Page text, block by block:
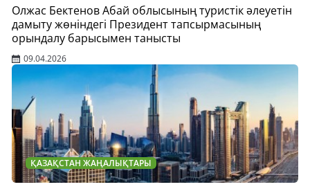
Олжас Бектенов Абай облысының туристік әлеуетін
дамыту жөніндегі Президент тапсырмасының
орындалу барысымен танысты
09.04.2026
ҚАЗАҚСТАН ЖАҢАЛЫҚТАРЫ